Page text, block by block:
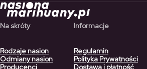
Na skróty
Rodzaje nasion
Odmiany nasion
Producenci
Informacje
Regulamin
Polityka Prywatności
Dostawa i płatność